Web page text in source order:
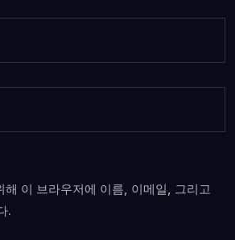
해 이 브라우저에 이름, 이메일, 그리고
.